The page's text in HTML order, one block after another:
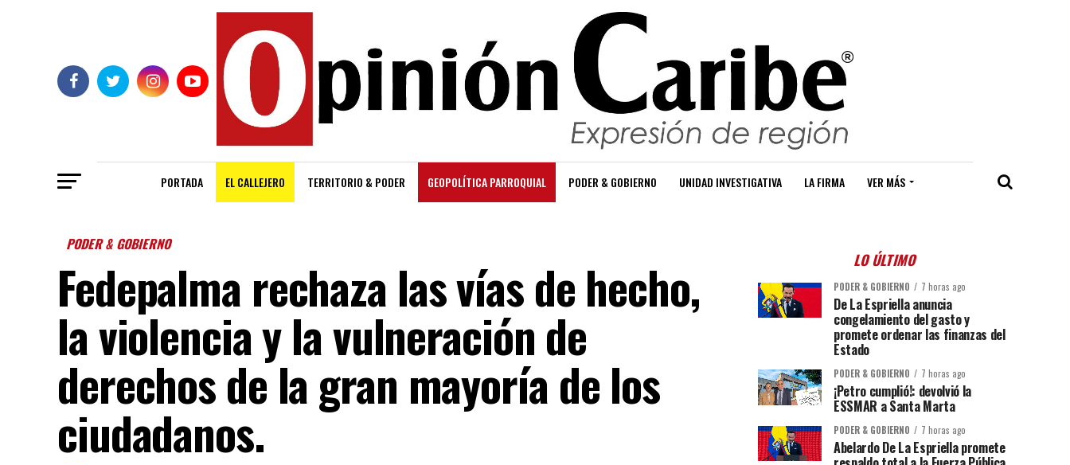
PORTADA EL CALLEJERO TERRITORIO & PODER GEOPOLÍTICA PARROQUIAL PODER & GOBIERNO UNIDAD INVESTIGATIVA LA FIRMA VER MÁS
PODER & GOBIERNO
Fedepalma rechaza las vías de hecho,
la violencia y la vulneración de
derechos de la gran mayoría de los
ciudadanos.
LO ÚLTIMO
PODER & GOBIERNO 7 horas ago
De La Espriella anuncia
congelamiento del gasto y
promete ordenar las finanzas del
Estado
PODER & GOBIERNO 7 horas ago
¡Petro cumplió!: devolvió la
ESSMAR a Santa Marta
PODER & GOBIERNO 7 horas ago
Abelardo De La Espriella promete